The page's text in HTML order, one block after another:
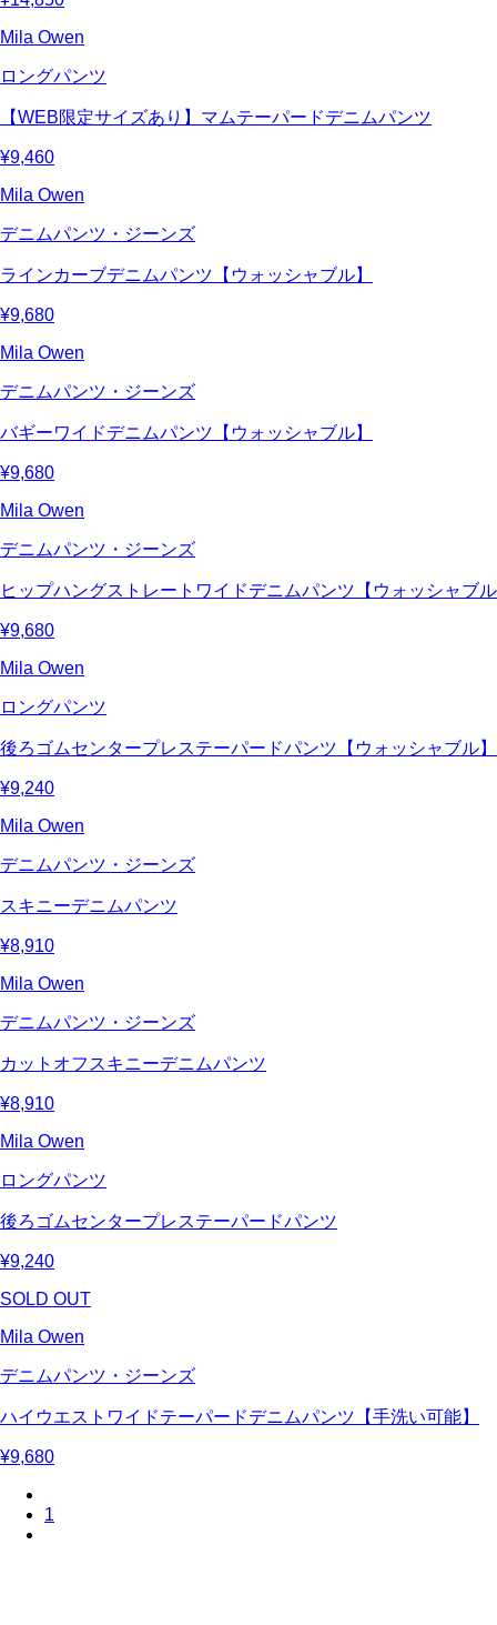
Mila Owen
ロングパンツ
【WEB限定サイズあり】マムテーパードデニムパンツ
¥9,460
Mila Owen
デニムパンツ・ジーンズ
ラインカーブデニムパンツ【ウォッシャブル】
¥9,680
Mila Owen
デニムパンツ・ジーンズ
バギーワイドデニムパンツ【ウォッシャブル】
¥9,680
Mila Owen
デニムパンツ・ジーンズ
ヒップハングストレートワイドデニムパンツ【ウォッシャブ
¥9,680
Mila Owen
ロングパンツ
後ろゴムセンタープレステーパードパンツ【ウォッシャブル】
¥9,240
Mila Owen
デニムパンツ・ジーンズ
スキニーデニムパンツ
¥8,910
Mila Owen
デニムパンツ・ジーンズ
カットオフスキニーデニムパンツ
¥8,910
Mila Owen
ロングパンツ
後ろゴムセンタープレステーパードパンツ
¥9,240
SOLD OUT
Mila Owen
デニムパンツ・ジーンズ
ハイウエストワイドテーパードデニムパンツ【手洗い可能】
¥9,680
1